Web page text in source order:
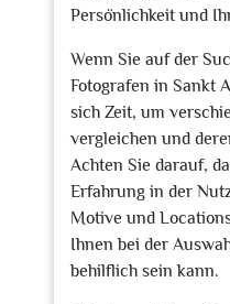
Persönlichkeit und
Wenn Sie auf der
Fotografen in Sankt
sich Zeit, um
vergleichen und
Achten Sie darauf,
Erfahrung in der
Motive und
Ihnen bei der
behilflich sein kann.